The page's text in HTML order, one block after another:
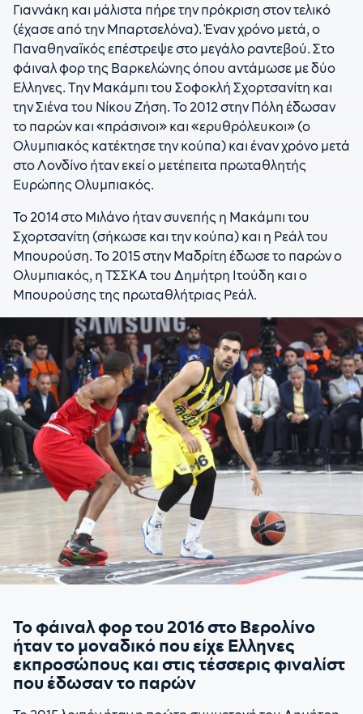
Γιαννάκη και μάλιστα πήρε την πρόκριση στον τελικό
(έχασε από την Μπαρτσελόνα). Έναν χρόνο μετά, ο
Παναθηναϊκός επέστρεψε στο μεγάλο ραντεβού. Στο
φάιναλ φορ της Βαρκελώνης όπου αντάμωσε με δύο
Ελληνες. Την Μακάμπι του Σοφοκλή Σχορτσανίτη και
την Σιένα του Νίκου Ζήση. Το 2012 στην Πόλη έδωσαν
το παρών και «πράσινοι» και «ερυθρόλευκοι» (ο
Ολυμπιακός κατέκτησε την κούπα) και έναν χρόνο μετά
στο Λονδίνο ήταν εκεί ο μετέπειτα πρωταθλητής
Ευρώπης Ολυμπιακός.
Το 2014 στο Μιλάνο ήταν συνεπής η Μακάμπι του
Σχορτσανίτη (σήκωσε και την κούπα) και η Ρεάλ του
Μπουρούση. Το 2015 στην Μαδρίτη έδωσε το παρών ο
Ολυμπιακός, η ΤΣΣΚΑ του Δημήτρη Ιτούδη και ο
Μπουρούσης της πρωταθλήτριας Ρεάλ.
Το φάιναλ φορ του 2016 στο Βερολίνο
ήταν το μοναδικό που είχε Ελληνες
εκπροσώπους και στις τέσσερις φιναλίστ
που έδωσαν το παρών